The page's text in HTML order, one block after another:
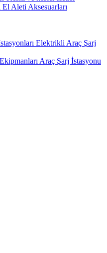
El Aleti Aksesuarları
Elektrikli Araç Şarj
Araç Şarj İstasyonu